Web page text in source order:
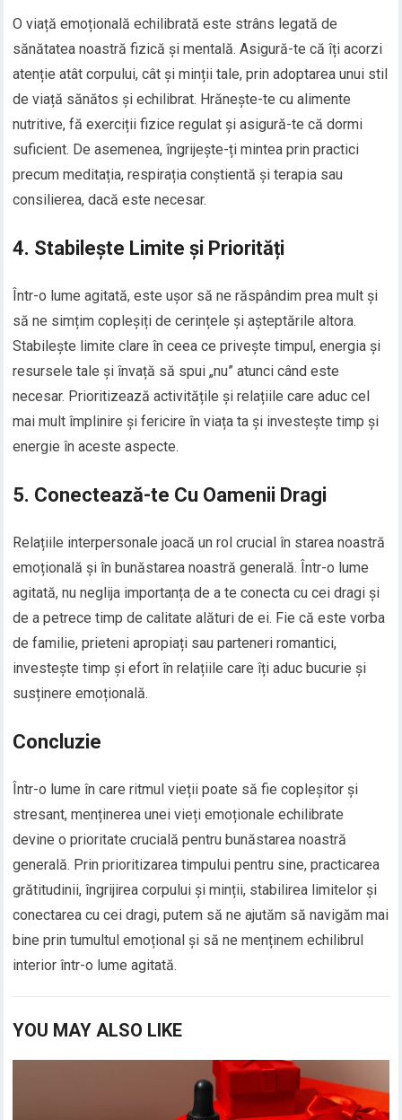
O viață emoțională echilibrată este strâns legată de
sănătatea noastră fizică și mentală. Asigură-te că îți acorzi
atenție atât corpului, cât și minții tale, prin adoptarea unui stil
de viață sănătos și echilibrat. Hrănește-te cu alimente
nutritive, fă exerciții fizice regulat și asigură-te că dormi
suficient. De asemenea, îngrijește-ți mintea prin practici
precum meditația, respirația conștientă și terapia sau
consilierea, dacă este necesar.
4. Stabilește Limite și Priorități
Într-o lume agitată, este ușor să ne răspândim prea mult și
să ne simțim copleșiți de cerințele și așteptările altora.
Stabilește limite clare în ceea ce privește timpul, energia și
resursele tale și învață să spui „nu” atunci când este
necesar. Prioritizează activitățile și relațiile care aduc cel
mai mult împlinire și fericire în viața ta și investește timp și
energie în aceste aspecte.
5. Conectează-te Cu Oamenii Dragi
Relațiile interpersonale joacă un rol crucial în starea noastră
emoțională și în bunăstarea noastră generală. Într-o lume
agitată, nu neglija importanța de a te conecta cu cei dragi și
de a petrece timp de calitate alături de ei. Fie că este vorba
de familie, prieteni apropiați sau parteneri romantici,
investește timp și efort în relațiile care îți aduc bucurie și
susținere emoțională.
Concluzie
Într-o lume în care ritmul vieții poate să fie copleșitor și
stresant, menținerea unei vieți emoționale echilibrate
devine o prioritate crucială pentru bunăstarea noastră
generală. Prin prioritizarea timpului pentru sine, practicarea
grătitudinii, îngrijirea corpului și minții, stabilirea limitelor și
conectarea cu cei dragi, putem să ne ajutăm să navigăm mai
bine prin tumultul emoțional și să ne menținem echilibrul
interior într-o lume agitată.
YOU MAY ALSO LIKE